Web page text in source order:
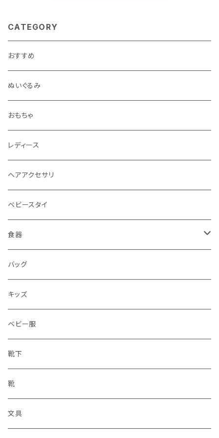
CATEGORY
おすすめ
ぬいぐるみ
おもちゃ
レディース
ヘアアクセサリ
ベビースタイ
食器
水筒
水筒
バッグ
キッズ
ベビー服
靴下
靴
文具